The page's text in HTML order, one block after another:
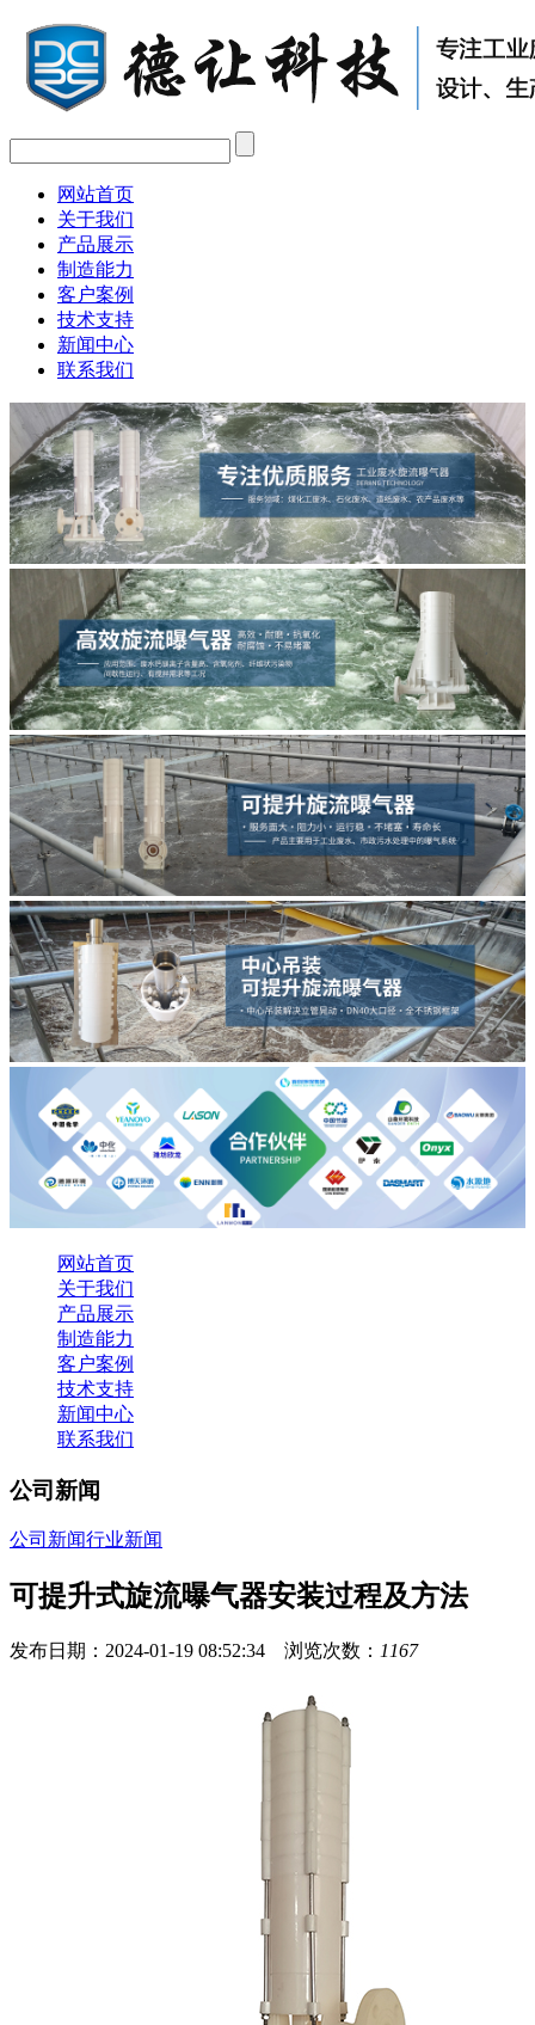
网站首页
关于我们
产品展示
制造能力
客户案例
技术支持
新闻中心
联系我们
网站首页
关于我们
产品展示
制造能力
客户案例
技术支持
新闻中心
联系我们
公司新闻
公司新闻行业新闻
可提升式旋流曝气器安装过程及方法
发布日期：2024-01-19 08:52:34 浏览次数： 1167